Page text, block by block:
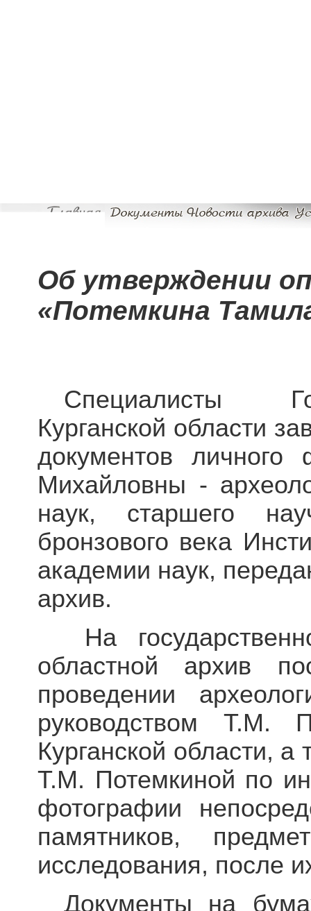
Об утверждении
«Потемкина
Специалисты
Курганской области
документов
Михайловны -
наук, старшего
бронзового века
академии наук,
архив.
На
областной архив
проведении
руководством Т.М.
Курганской области,
Т.М. Потемкиной по
фотографии
памятников,
исследования, после
Документы на